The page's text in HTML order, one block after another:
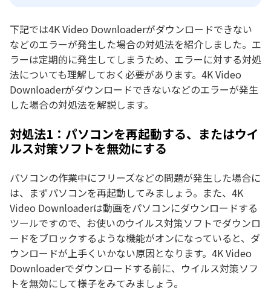
下記では4K Video Downloaderがダウンロードできない
などのエラーが発生した場合の対処法を紹介しました。エ
ラーは定期的に発生してしまうため、エラーに対する対処
法についても理解しておく必要があります。4K Video
Downloaderがダウンロードできないなどのエラーが発生
した場合の対処法を解説します。
対処法1：パソコンを再起動する、またはウイ
ルス対策ソフトを無効にする
パソコンの作業中にフリーズなどの問題が発生した場合に
は、まずパソコンを再起動してみましょう。また、4K
Video Downloaderは動画をパソコンにダウンロードする
ツールですので、お使いのウイルス対策ソフトでダウンロ
ードをブロックするような機能がオンになっていると、ダ
ウンロードが上手くいかない原因となります。4K Video
Downloaderでダウンロードする前に、ウイルス対策ソフ
トを無効にして様子をみてみましょう。